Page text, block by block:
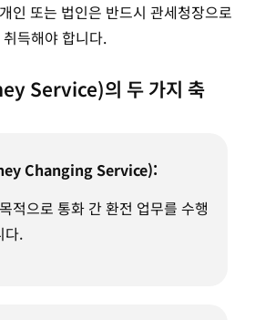
인 또는 법인은 반드시 관세청장으로
득해야 합니다.
Service)의 두 가지 축
ChangingService):
적으로 통화 간 환전 업무를 수행
다.